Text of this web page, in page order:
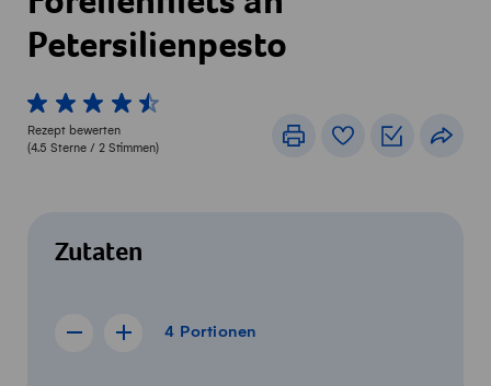
Petersilienpesto
1 von 5 Sterne
2 von 5 Sterne
3 von 5 Sterne
4 von 5 Sterne
5 von 5 Sterne
Rezept bewerten
(4.5 Sterne / 2 Stimmen)
DruckenRezeptbuch
Zutaten
4 Portionen
Rezept für 3 Portionen anzeigen
Rezept für 5 Portionen anzeigen
4 Portionen